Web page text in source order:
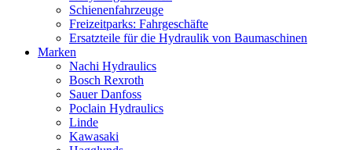
Schienenfahrzeuge
Freizeitparks: Fahrgeschäfte
Ersatzteile für die Hydraulik von Baumaschinen
Marken
Nachi Hydraulics
Bosch Rexroth
Sauer Danfoss
Poclain Hydraulics
Linde
Kawasaki